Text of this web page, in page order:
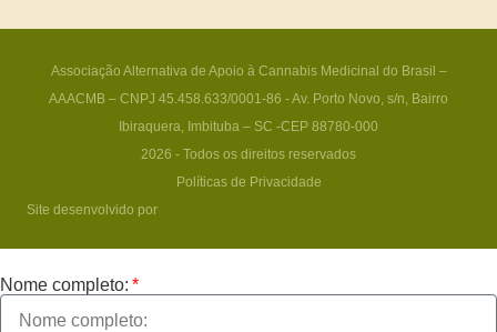
Associação Alternativa de Apoio à Cannabis Medicinal do Brasil –
AAACMB – CNPJ 45.458.633/0001-86 - Av. Porto Novo, s/n, Bairro
Ibiraquera, Imbituba – SC -CEP 88780-000
2026 - Todos os direitos reservados
Políticas de Privacidade
Site desenvolvido por
Nome completo: